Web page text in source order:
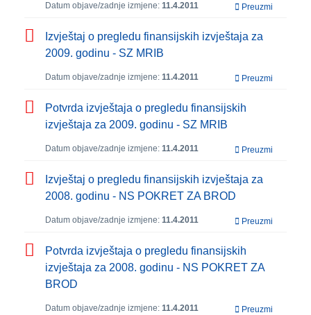
Datum objave/zadnje izmjene: 11.4.2011 Preuzmi
Izvještaj o pregledu finansijskih izvještaja za
2009. godinu - SZ MRIB
Datum objave/zadnje izmjene: 11.4.2011 Preuzmi
Potvrda izvještaja o pregledu finansijskih
izvještaja za 2009. godinu - SZ MRIB
Datum objave/zadnje izmjene: 11.4.2011 Preuzmi
Izvještaj o pregledu finansijskih izvještaja za
2008. godinu - NS POKRET ZA BROD
Datum objave/zadnje izmjene: 11.4.2011 Preuzmi
Potvrda izvještaja o pregledu finansijskih
izvještaja za 2008. godinu - NS POKRET ZA
BROD
Datum objave/zadnje izmjene: 11.4.2011 Preuzmi